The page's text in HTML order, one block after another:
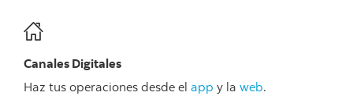
Canales Digitales
Haz tus operaciones desde el app y la web.